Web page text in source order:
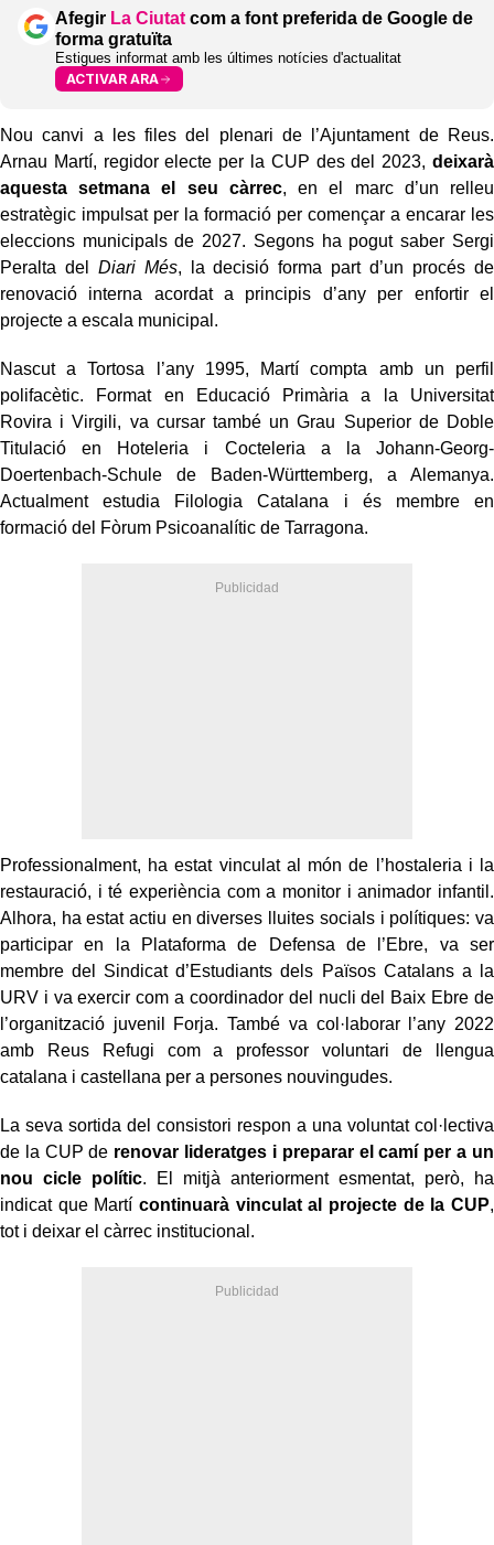
Afegir La Ciutatcom a font preferida de Google de
forma gratuïta
Estigues informat amb les últimes notícies d'actualitat
ACTIVAR ARA
Nou canvi a les files del plenari de l’Ajuntament de Reus.
Arnau Martí, regidor electe per la CUP des del 2023, deixarà
aquesta setmana el seu càrrec, en el marc d’un relleu
estratègic impulsat per la formació per començar a encarar les
eleccions municipals de 2027. Segons ha pogut saber Sergi
Peralta del Diari Més, la decisió forma part d’un procés de
renovació interna acordat a principis d’any per enfortir el
projecte a escala municipal.
Nascut a Tortosa l’any 1995, Martí compta amb un perfil
polifacètic. Format en Educació Primària a la Universitat
Rovira i Virgili, va cursar també un Grau Superior de Doble
Titulació en Hoteleria i Cocteleria a la Johann-Georg-
Doertenbach-Schule de Baden-Württemberg, a Alemanya.
Actualment estudia Filologia Catalana i és membre en
formació del Fòrum Psicoanalític de Tarragona.
Professionalment, ha estat vinculat al món de l’hostaleria i la
restauració, i té experiència com a monitor i animador infantil.
Alhora, ha estat actiu en diverses lluites socials i polítiques: va
participar en la Plataforma de Defensa de l’Ebre, va ser
membre del Sindicat d’Estudiants dels Països Catalans a la
URV i va exercir com a coordinador del nucli del Baix Ebre de
l’organització juvenil Forja. També va col·laborar l’any 2022
amb Reus Refugi com a professor voluntari de llengua
catalana i castellana per a persones nouvingudes.
La seva sortida del consistori respon a una voluntat col·lectiva
de la CUP de renovar lideratges i preparar el camí per a un
nou cicle polític. El mitjà anteriorment esmentat, però, ha
indicat que Martí continuarà vinculat al projecte de la CUP,
tot i deixar el càrrec institucional.